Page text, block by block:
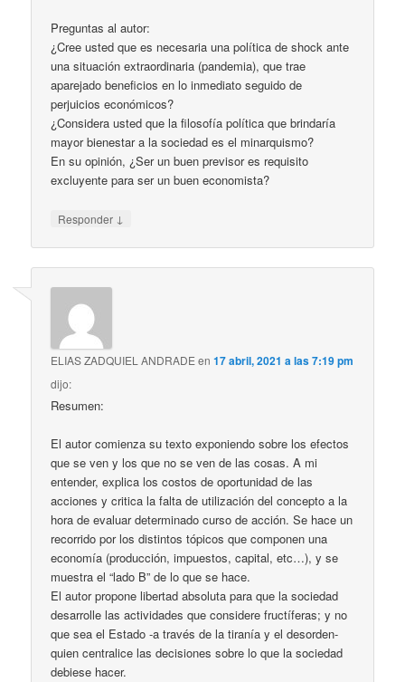
Preguntas al autor:
¿Cree usted que es necesaria una política de shock ante
una situación extraordinaria (pandemia), que trae
aparejado beneficios en lo inmediato seguido de
perjuicios económicos?
¿Considera usted que la filosofía política que brindaría
mayor bienestar a la sociedad es el minarquismo?
En su opinión, ¿Ser un buen previsor es requisito
excluyente para ser un buen economista?
Responder ↓
ELIAS ZADQUIEL ANDRADE en17 abril, 2021 a las 7:19 pm
dijo:
Resumen:
El autor comienza su texto exponiendo sobre los efectos
que se ven y los que no se ven de las cosas. A mi
entender, explica los costos de oportunidad de las
acciones y critica la falta de utilización del concepto a la
hora de evaluar determinado curso de acción. Se hace un
recorrido por los distintos tópicos que componen una
economía (producción, impuestos, capital, etc…), y se
muestra el “lado B” de lo que se hace.
El autor propone libertad absoluta para que la sociedad
desarrolle las actividades que considere fructíferas; y no
que sea el Estado -a través de la tiranía y el desorden-
quien centralice las decisiones sobre lo que la sociedad
debiese hacer.